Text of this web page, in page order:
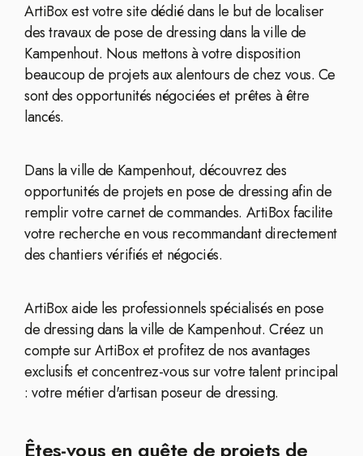
ArtiBox est votre site dédié dans le but de localiser
des travaux de pose de dressing dans la ville de
Kampenhout. Nous mettons à votre disposition
beaucoup de projets aux alentours de chez vous. Ce
sont des opportunités négociées et prêtes à être
lancés.
Dans la ville de Kampenhout, découvrez des
opportunités de projets en pose de dressing afin de
remplir votre carnet de commandes. ArtiBox facilite
votre recherche en vous recommandant directement
des chantiers vérifiés et négociés.
ArtiBox aide les professionnels spécialisés en pose
de dressing dans la ville de Kampenhout. Créez un
compte sur ArtiBox et profitez de nos avantages
exclusifs et concentrez-vous sur votre talent principal
: votre métier d'artisan poseur de dressing.
Êtes-vous en quête de projets de